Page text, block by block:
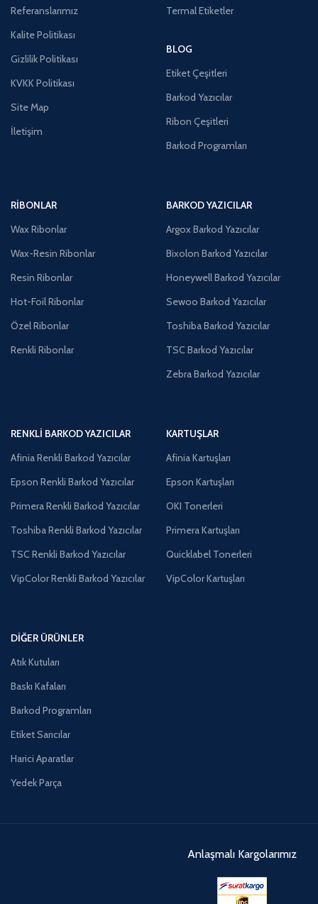
Referanslarımız
Kalite Politikası
Gizlilik Politikası
KVKK Politikası
Site Map
İletişim
Termal Etiketler
BLOG
Etiket Çeşitleri
Barkod Yazıcılar
Ribon Çeşitleri
Barkod Programları
RIBONLAR
Wax Ribonlar
Wax-Resin Ribonlar
Resin Ribonlar
Hot-Foil Ribonlar
Özel Ribonlar
Renkli Ribonlar
BARKOD YAZICILAR
Argox Barkod Yazıcılar
Bixolon Barkod Yazıcılar
Honeywell Barkod Yazıcılar
Sewoo Barkod Yazıcılar
Toshiba Barkod Yazıcılar
TSC Barkod Yazıcılar
Zebra Barkod Yazıcılar
RENKLI BARKOD YAZICILAR
Afinia Renkli Barkod Yazıcılar
Epson Renkli Barkod Yazıcılar
Primera Renkli Barkod Yazıcılar
Toshiba Renkli Barkod Yazıcılar
TSC Renkli Barkod Yazıcılar
VipColor Renkli Barkod Yazıcılar
KARTUŞLAR
Afinia Kartuşları
Epson Kartuşları
OKI Tonerleri
Primera Kartuşları
Quicklabel Tonerleri
VipColor Kartuşları
DIĞER ÜRÜNLER
Atık Kutuları
Baskı Kafaları
Barkod Programları
Etiket Sarıcılar
Harici Aparatlar
Yedek Parça
Anlaşmalı Kargolarımız